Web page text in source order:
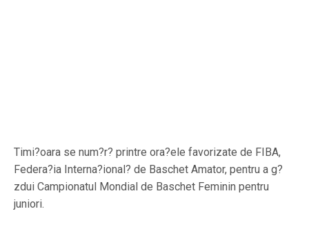
Timi?oara se num?r? printre ora?ele favorizate de FIBA,
Federa?ia Interna?ional? de Baschet Amator, pentru a g?
zdui Campionatul Mondial de Baschet Feminin pentru
juniori.